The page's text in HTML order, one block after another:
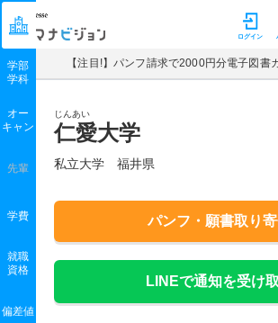
マナビジョン ログイン
【注目!】パンフ請求で2000円分電子図書
じんあい
仁愛大学
私立大学 福井県
パンフ・願書取り
LINEで通知を受け
学部
学科
オー
キャン
先輩
学費
就職
資格
偏差値